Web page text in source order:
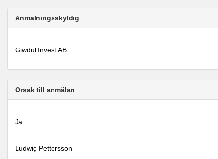
Anmälningsskyldig
Giwdul Invest AB
Orsak till anmälan
Ja
Ludwig Pettersson